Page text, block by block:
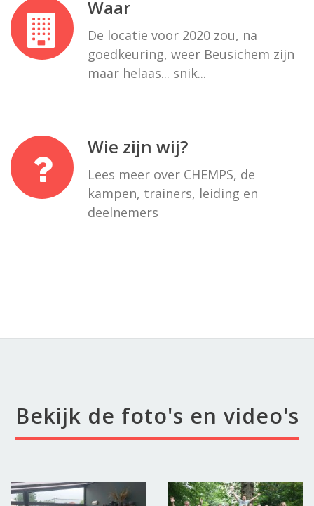
Waar
De locatie voor 2020 zou, na
goedkeuring, weer Beusichem zijn
maar helaas... snik...
Wie zijn wij?
Lees meer over CHEMPS, de
kampen, trainers, leiding en
deelnemers
Bekijk de foto's en video's